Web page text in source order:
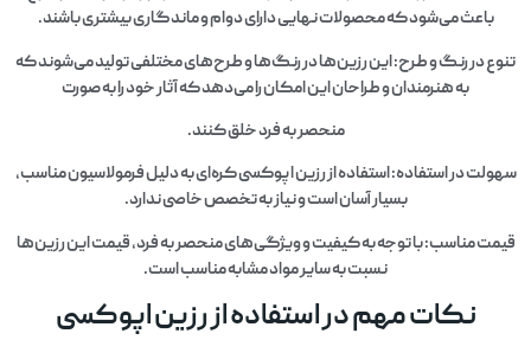
باعث می‌شود که محصولات نهایی دارای دوام و ماندگاری بیشتری باشند.
تنوع در رنگ و طرح: این رزین‌ها در رنگ‌ها و طرح‌های مختلفی تولید می‌شوند که
به هنرمندان و طراحان این امکان را می‌دهد که آثار خود را به صورت
منحصر به فرد خلق کنند.
سهولت در استفاده: استفاده از رزین اپوکسی کره‌ای به دلیل فرمولاسیون مناسب،
بسیار آسان است و نیاز به تخصص خاصی ندارد.
قیمت مناسب: با توجه به کیفیت و ویژگی‌های منحصر به فرد، قیمت این رزین‌ها
نسبت به سایر مواد مشابه مناسب است.
نکات مهم در استفاده از رزین اپوکسی